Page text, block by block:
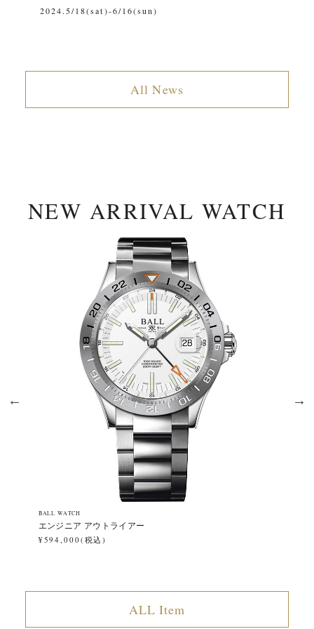
2024.5/18(sat)-6/16(sun)
All News
NEW ARRIVAL WATCH
BALL WATCH
エンジニア アウトライアー
¥594,000(税込)
ALL Item